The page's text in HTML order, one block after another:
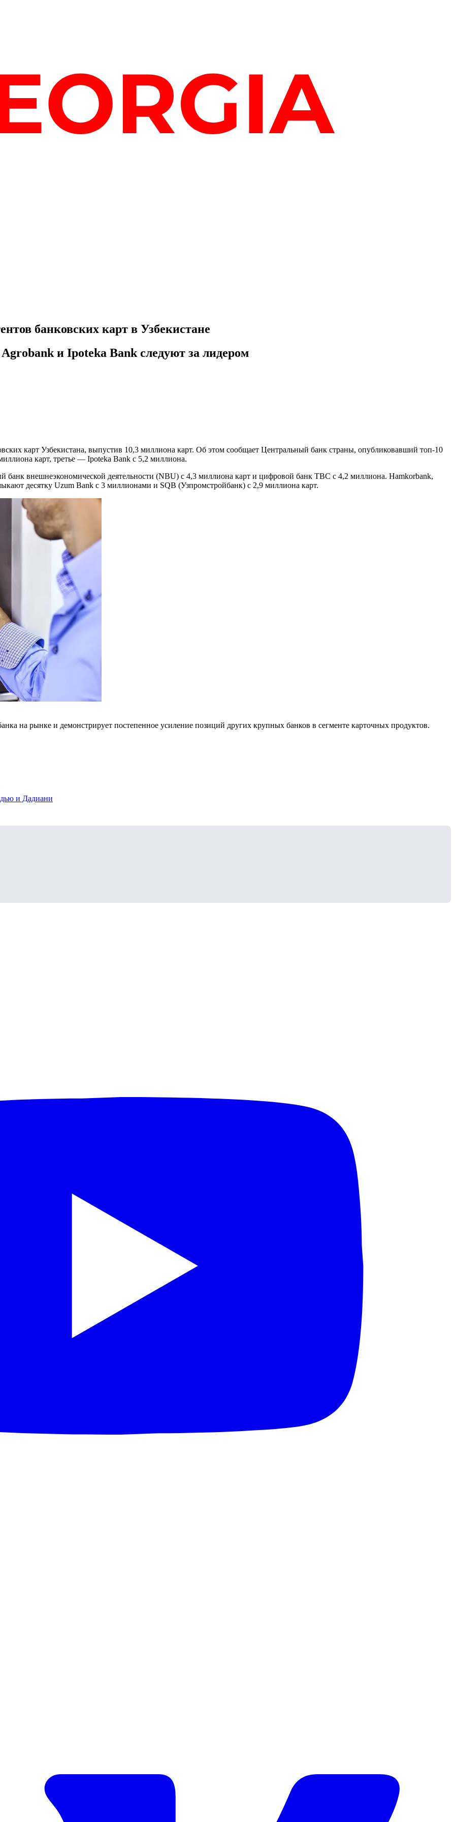
банковских карт в Узбекистане
и Ipoteka Bank следуют за лидером
карт Узбекистана, выпустив 10,3 миллиона карт. Об этом сообщает Центральный банк страны, опубликовавший топ-10
карт, третье — Ipoteka Bank с 5,2 миллиона.
внешнеэкономической деятельности (NBU) с 4,3 миллиона карт и цифровой банк TBC с 4,2 миллиона. Hamkorbank,
десятку Uzum Bank с 3 миллионами и SQB (Узпромстройбанк) с 2,9 миллиона карт.
на рынке и демонстрирует постепенное усиление позиций других крупных банков в сегменте карточных продуктов.
и Дадиани